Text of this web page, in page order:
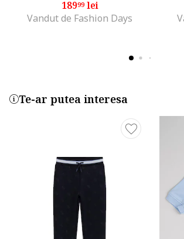
18999lei
Vandut de Fashion Days
Te-ar putea interesa